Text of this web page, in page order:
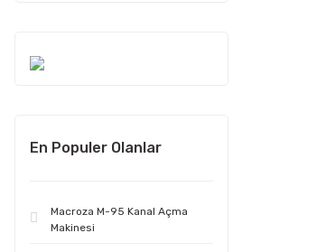
En Populer Olanlar
Macroza M-95 Kanal Açma
Makinesi